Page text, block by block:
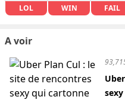
LOL WIN FAIL
A voir